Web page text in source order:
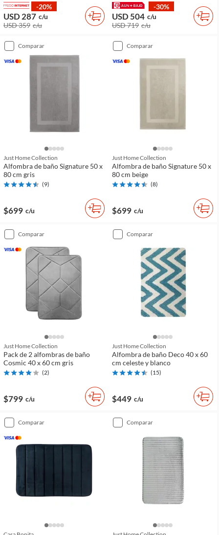
-20%
USD 287 c/u
USD 359 c/u
-30%
USD 504 c/u
USD 719 c/u
comparar
Just Home Collection
Alfombra de baño Signature 50 x
80 cm gris
(9)
$699 c/u
comparar
Just Home Collection
Alfombra de baño Signature 50 x
80 cm beige
(8)
$699 c/u
comparar
Just Home Collection
Pack de 2 alfombras de baño
Cosmic 40 x 60 cm gris
(2)
$799 c/u
comparar
Just Home Collection
Alfombra de baño Deco 40 x 60
cm celeste y blanco
(15)
$449 c/u
comparar comparar